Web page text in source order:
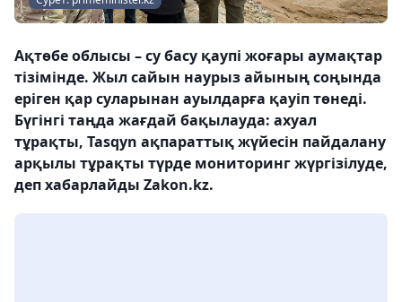
Ақтөбе облысы – су басу қаупі жоғары аумақтар
тізімінде. Жыл сайын наурыз айының соңында
еріген қар суларынан ауылдарға қауіп төнеді.
Бүгінгі таңда жағдай бақылауда: ахуал
тұрақты, Tasqyn ақпараттық жүйесін пайдалану
арқылы тұрақты түрде мониторинг жүргізілуде,
деп хабарлайды Zakon.kz.